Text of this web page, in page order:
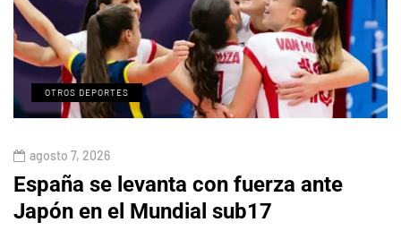
OTROS DEPORTES
agosto 7, 2026
España se levanta con fuerza ante
Japón en el Mundial sub17